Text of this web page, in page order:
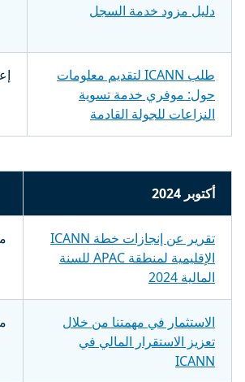
دليل مزود خدمة السجل
طلب ICANN لتقديم معلومات
حول: موفري خدمة تسوية
النزاعات للجولة القادمة
أكتوبر 2024
تقرير عن إنجازات خطة ICANN
الإقليمية لمنطقة APAC للسنة
المالية 2024
الاستثمار في مهمتنا من خلال
تعزيز الاستقرار المالي في
ICANN